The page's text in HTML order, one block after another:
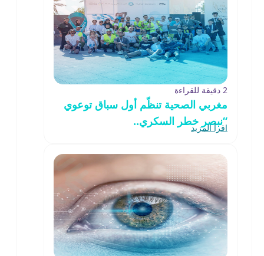
2 دقيقة للقراءة
مغربي الصحية تنظّم أول سباق توعوي
“نبصر خطر السكري..
اقرأ المزيد